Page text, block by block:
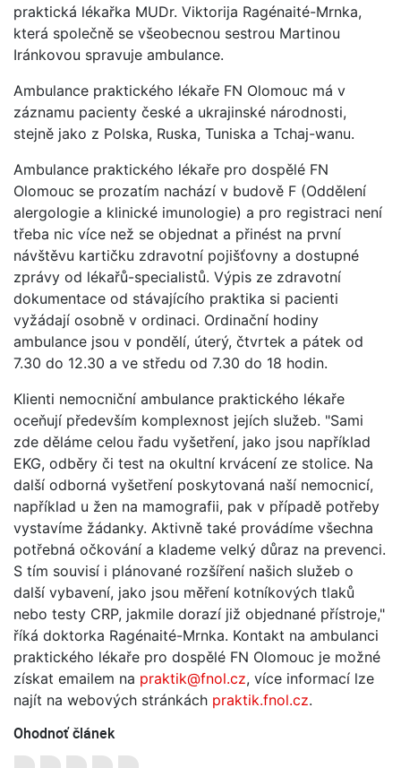
praktická lékařka MUDr. Viktorija Ragénaité-Mrnka,
která společně se všeobecnou sestrou Martinou
Iránkovou spravuje ambulance.
Ambulance praktického lékaře FN Olomouc má v
záznamu pacienty české a ukrajinské národnosti,
stejně jako z Polska, Ruska, Tuniska a Tchaj-wanu.
Ambulance praktického lékaře pro dospělé FN
Olomouc se prozatím nachází v budově F (Oddělení
alergologie a klinické imunologie) a pro registraci není
třeba nic více než se objednat a přinést na první
návštěvu kartičku zdravotní pojišťovny a dostupné
zprávy od lékařů-specialistů. Výpis ze zdravotní
dokumentace od stávajícího praktika si pacienti
vyžádají osobně v ordinaci. Ordinační hodiny
ambulance jsou v pondělí, úterý, čtvrtek a pátek od
7.30 do 12.30 a ve středu od 7.30 do 18 hodin.
Klienti nemocniční ambulance praktického lékaře
oceňují především komplexnost jejích služeb. "Sami
zde děláme celou řadu vyšetření, jako jsou například
EKG, odběry či test na okultní krvácení ze stolice. Na
další odborná vyšetření poskytovaná naší nemocnicí,
například u žen na mamografii, pak v případě potřeby
vystavíme žádanky. Aktivně také provádíme všechna
potřebná očkování a klademe velký důraz na prevenci.
S tím souvisí i plánované rozšíření našich služeb o
další vybavení, jako jsou měření kotníkových tlaků
nebo testy CRP, jakmile dorazí již objednané přístroje,"
říká doktorka Ragénaité-Mrnka. Kontakt na ambulanci
praktického lékaře pro dospělé FN Olomouc je možné
získat emailem na praktik@fnol.cz, více informací lze
najít na webových stránkách praktik.fnol.cz.
Ohodnoť článek